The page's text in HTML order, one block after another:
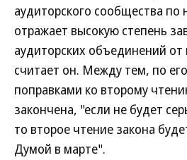
аудиторского сообщества по
отражает высокую степень
аудиторских объединений
считает он. Между тем, по
поправками ко второму
закончена, "если не будет
то второе чтение закона
Думой в марте".